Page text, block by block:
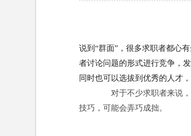
说到“群面”，很多求职者都心
者讨论问题的形式进行竞争，
同时也可以选拔到优秀的人才
对于不少求职者来说，
技巧，可能会弄巧成拙。